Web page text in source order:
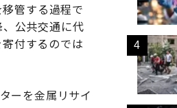
管する過程で
公共交通に代
付するのでは
ーを金属リサイ